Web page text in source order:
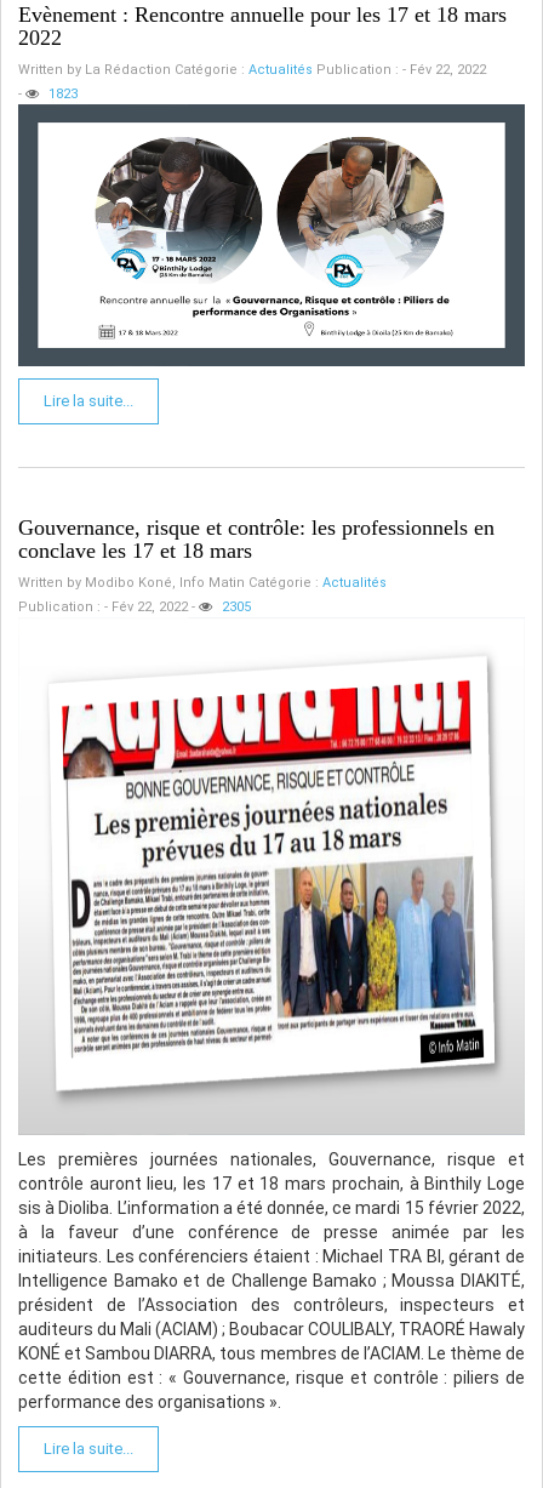
Evènement : Rencontre annuelle pour les 17 et 18 mars
2022
Written by La Rédaction Catégorie : Actualités Publication : - Fév 22, 2022
-
1823
Lire la suite...
Gouvernance, risque et contrôle: les professionnels en
conclave les 17 et 18 mars
Written by Modibo Koné, Info Matin Catégorie : Actualités
Publication : - Fév 22, 2022 - 2305
Les premières journées nationales, Gouvernance, risque et
contrôle auront lieu, les 17 et 18 mars prochain, à Binthily Loge
sis à Dioliba. L’information a été donnée, ce mardi 15 février 2022,
à la faveur d’une conférence de presse animée par les
initiateurs. Les conférenciers étaient : Michael TRA BI, gérant de
Intelligence Bamako et de Challenge Bamako ; Moussa DIAKITÉ,
président de l’Association des contrôleurs, inspecteurs et
auditeurs du Mali (ACIAM) ; Boubacar COULIBALY, TRAORÉ Hawaly
KONÉ et Sambou DIARRA, tous membres de l’ACIAM. Le thème de
cette édition est : « Gouvernance, risque et contrôle : piliers de
performance des organisations ».
Lire la suite...